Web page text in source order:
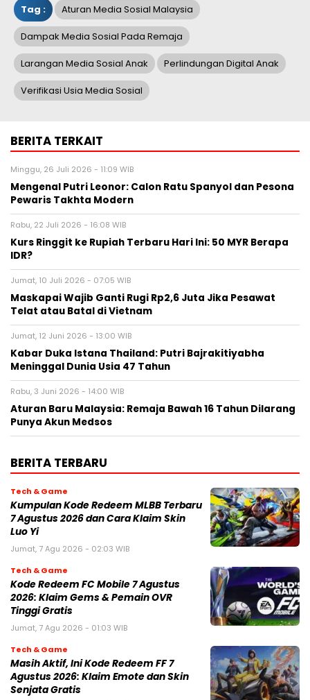
Tag : Aturan Media Sosial Malaysia
Dampak Media Sosial Pada Remaja
Larangan Media Sosial Anak Perlindungan Digital Anak
Verifikasi Usia Media Sosial
BERITA TERKAIT
Minggu, 26 Juli 2026 - 11:09 WIB
Mengenal Putri Leonor: Calon Ratu Spanyol dan Pesona
Pewaris Takhta Modern
Rabu, 22 Juli 2026 - 16:08 WIB
Kurs Ringgit ke Rupiah Terbaru Hari Ini: 50 MYR Berapa
IDR?
Jumat, 10 Juli 2026 - 07:05 WIB
Maskapai Wajib Ganti Rugi Rp2,6 Juta Jika Pesawat
Telat atau Batal di Vietnam
Jumat, 12 Juni 2026 - 13:00 WIB
Kabar Duka Istana Thailand: Putri Bajrakitiyabha
Meninggal Dunia Usia 47 Tahun
Rabu, 3 Juni 2026 - 14:00 WIB
Aturan Baru Malaysia: Remaja Bawah 16 Tahun Dilarang
Punya Akun Medsos
BERITA TERBARU
Tech & Game
Kumpulan Kode Redeem MLBB Terbaru
7 Agustus 2026 dan Cara Klaim Skin
Luo Yi
Jumat, 7 Agu 2026 - 02:03 WIB
Tech & Game
Kode Redeem FC Mobile 7 Agustus
2026: Klaim Gems & Pemain OVR
Tinggi Gratis
Jumat, 7 Agu 2026 - 01:03 WIB
Tech & Game
Masih Aktif, Ini Kode Redeem FF 7
Agustus 2026: Klaim Emote dan Skin
Senjata Gratis